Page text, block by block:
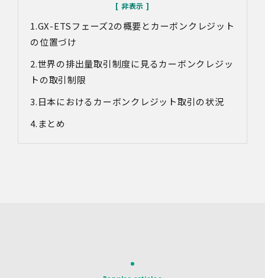
対象情報
・お問い合わせ時に取得する個人情報
利用目的
・各種お問い合わせに対応するため
・お問い合わせ対応の品質向上及びお問い合わせ内容等の
正確な把握のため
・取得した情報を解析又は分析して、当社サービス「環境
価値創出支援」「環境価値売買」「脱炭素コンサルティン
イベント・セミナーの共催事業者
(2)提供される個人情報の内容
GX-ETSフェーズ2の概要とカーボンクレジット
の位置づけ
世界の排出量取引制度に見るカーボンクレジッ
トの取引制限
日本におけるカーボンクレジット取引の状況
まとめ